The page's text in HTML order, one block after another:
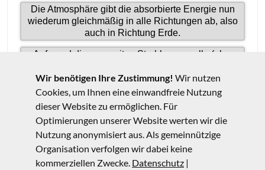
Wir benötigen Ihre Zustimmung! Wir nutzen
Cookies, um Ihnen eine einwandfreie Nutzung
dieser Website zu ermöglichen. Für
Optimierungen unserer Website werten wir die
Nutzung anonymisiert aus. Als gemeinnützige
Organisation verfolgen wir dabei keine
kommerziellen Zwecke. Datenschutz |